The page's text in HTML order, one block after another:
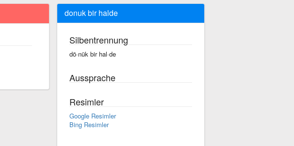
donuk bir halde
Silbentrennung
dö·nük bir hal·de
Aussprache
Resimler
Google Resimler
Bing Resimler